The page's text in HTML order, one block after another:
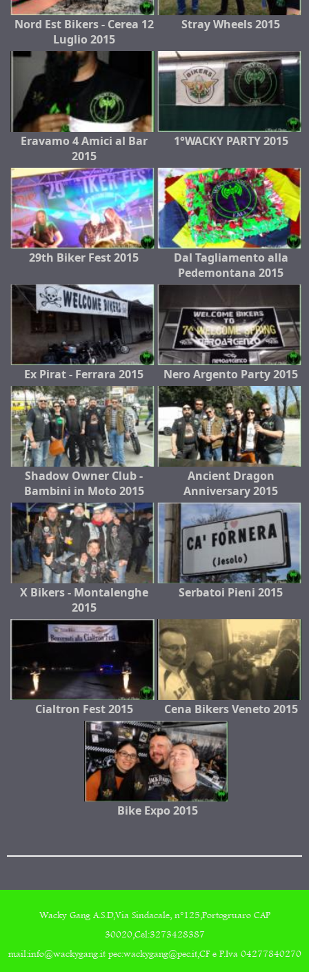
Nord Est Bikers - Cerea 12
Luglio 2015
Stray Wheels 2015
Eravamo 4 Amici al Bar
2015
1°WACKY PARTY 2015
29th Biker Fest 2015
Dal Tagliamento alla
Pedemontana 2015
Ex Pirat - Ferrara 2015 Nero Argento Party 2015
Shadow Owner Club -
Bambini in Moto 2015
Ancient Dragon
Anniversary 2015
X Bikers - Montalenghe
2015
Serbatoi Pieni 2015
Cialtron Fest 2015 Cena Bikers Veneto 2015
Bike Expo 2015
Wacky Gang A.S.D,Via Sindacale, n°125,Portogruaro CAP
30020,Cel:3273428387
mail:info@wackygang.it pec:wackygang@pec.it,CF e P.Iva 04277840270